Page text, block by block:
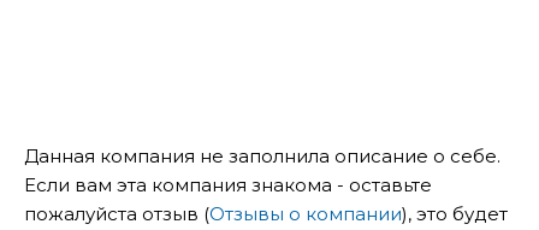
Данная компания не заполнила описание о себе.
Если вам эта компания знакома - оставьте
пожалуйста отзыв (Отзывы о компании), это будет